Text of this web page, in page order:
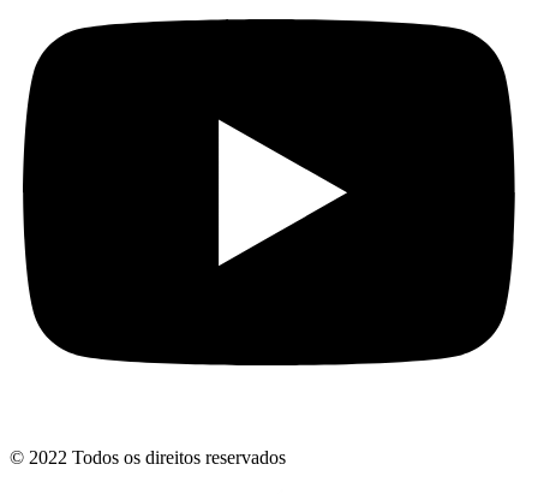
© 2022 Todos os direitos reservados